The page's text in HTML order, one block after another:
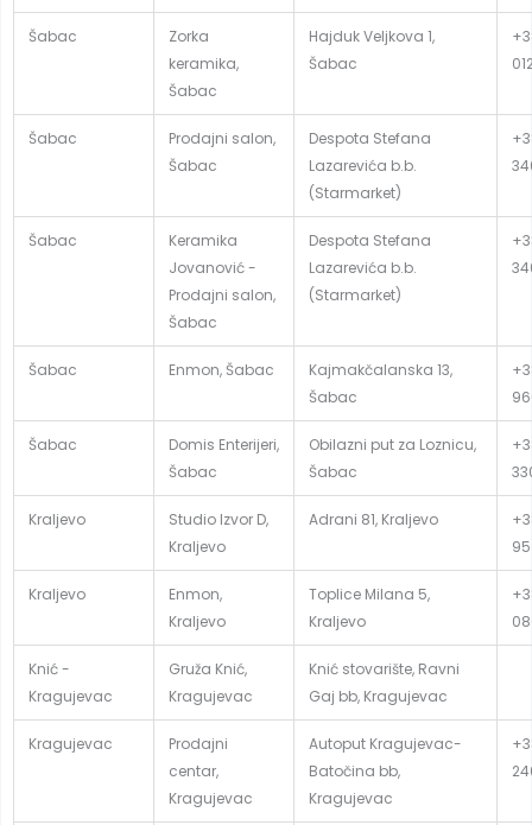
Šabac
Zorka
keramika,
Šabac
Hajduk Veljkova 1,
Šabac
Šabac
Prodajni salon,
Šabac
Despota Stefana
Lazarevića b.b.
(Starmarket)
Šabac
Keramika
Jovanović -
Prodajni salon,
Šabac
Despota Stefana
Lazarevića b.b.
(Starmarket)
Šabac Enmon, Šabac
Kajmakčalanska 13,
Šabac
Šabac
Domis Enterijeri,
Šabac
Obilazni put za Loznicu,
Šabac
Kraljevo
Studio Izvor D,
Kraljevo
Adrani 81, Kraljevo
Kraljevo
Enmon,
Kraljevo
Toplice Milana 5,
Kraljevo
Knić -
Kragujevac
Gruža Knić,
Kragujevac
Knić stovarište, Ravni
Gaj bb, Kragujevac
Kragujevac
Prodajni
centar,
Kragujevac
Autoput Kragujevac-
Batočina bb,
Kragujevac